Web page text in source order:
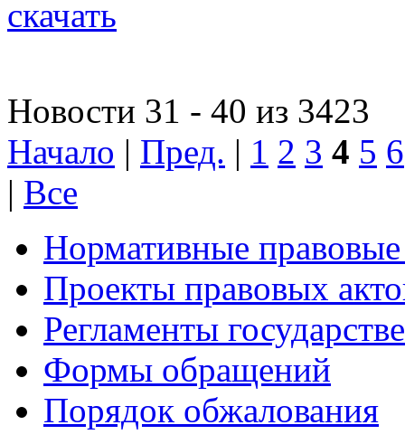
скачать
Новости 31 - 40 из 3423
Начало | Пред. | 1 2 3 4 5 6
| Все
Нормативные
Проекты правовых
Регламенты
Формы обращений
Порядок обжалования